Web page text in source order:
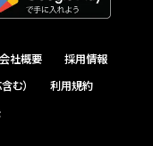
会社概要
採用情報
む）
利用規約